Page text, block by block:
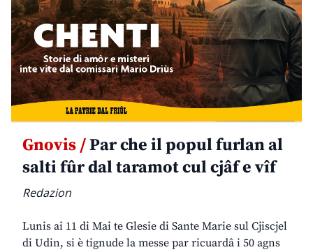
Gnovis /Par che il popul furlan al
salti fûr dal taramot cul cjâf e vîf
Redazion
Lunis ai 11 di Mai te Glesie di Sante Marie sul Cjiscjel
di Udin, si è tignude la messe par ricuardâ i 50 agns